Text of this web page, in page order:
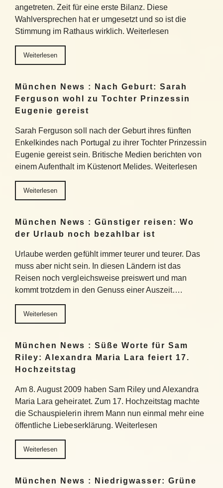
angetreten. Zeit für eine erste Bilanz. Diese
Wahlversprechen hat er umgesetzt und so ist die
Stimmung im Rathaus wirklich. Weiterlesen
Weiterlesen
München News : Nach Geburt: Sarah
Ferguson wohl zu Tochter Prinzessin
Eugenie gereist
Sarah Ferguson soll nach der Geburt ihres fünften
Enkelkindes nach Portugal zu ihrer Tochter Prinzessin
Eugenie gereist sein. Britische Medien berichten von
einem Aufenthalt im Küstenort Melides. Weiterlesen
Weiterlesen
München News : Günstiger reisen: Wo
der Urlaub noch bezahlbar ist
Urlaube werden gefühlt immer teurer und teurer. Das
muss aber nicht sein. In diesen Ländern ist das
Reisen noch vergleichsweise preiswert und man
kommt trotzdem in den Genuss einer Auszeit….
Weiterlesen
München News : Süße Worte für Sam
Riley: Alexandra Maria Lara feiert 17.
Hochzeitstag
Am 8. August 2009 haben Sam Riley und Alexandra
Maria Lara geheiratet. Zum 17. Hochzeitstag machte
die Schauspielerin ihrem Mann nun einmal mehr eine
öffentliche Liebeserklärung. Weiterlesen
Weiterlesen
München News : Niedrigwasser: Grüne